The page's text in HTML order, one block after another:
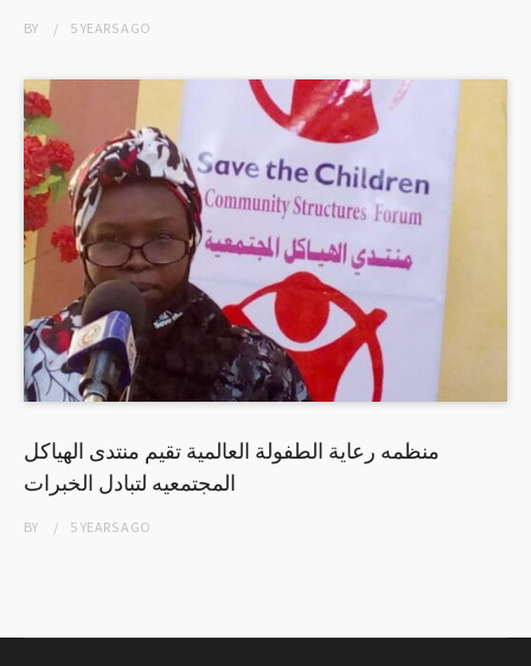
BY 5 YEARSAGO
منظمه رعاية الطفولة العالمية تقيم منتدى الهياكل
المجتمعيه لتبادل الخبرات
BY 5 YEARSAGO